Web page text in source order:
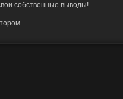
собственные выводы!